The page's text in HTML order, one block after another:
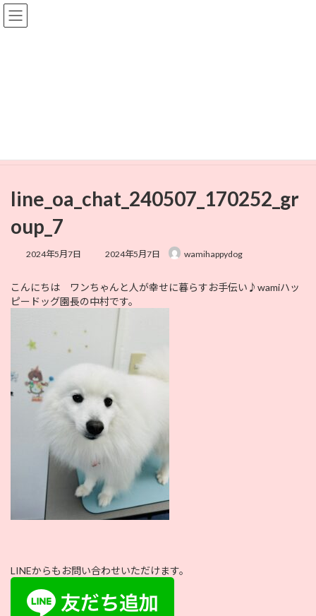
コ
ン
ナ
ビ
line_oa_chat_240507_170252_gr
oup_7
2024年5月7日
最
新
日
2024年5月7日 wamihappydog
こんにちは ワンちゃんと人が幸せに暮らすお手伝い♪wamiハッ
ピードッグ園長の中村です。
LINEからもお問い合わせいただけます。